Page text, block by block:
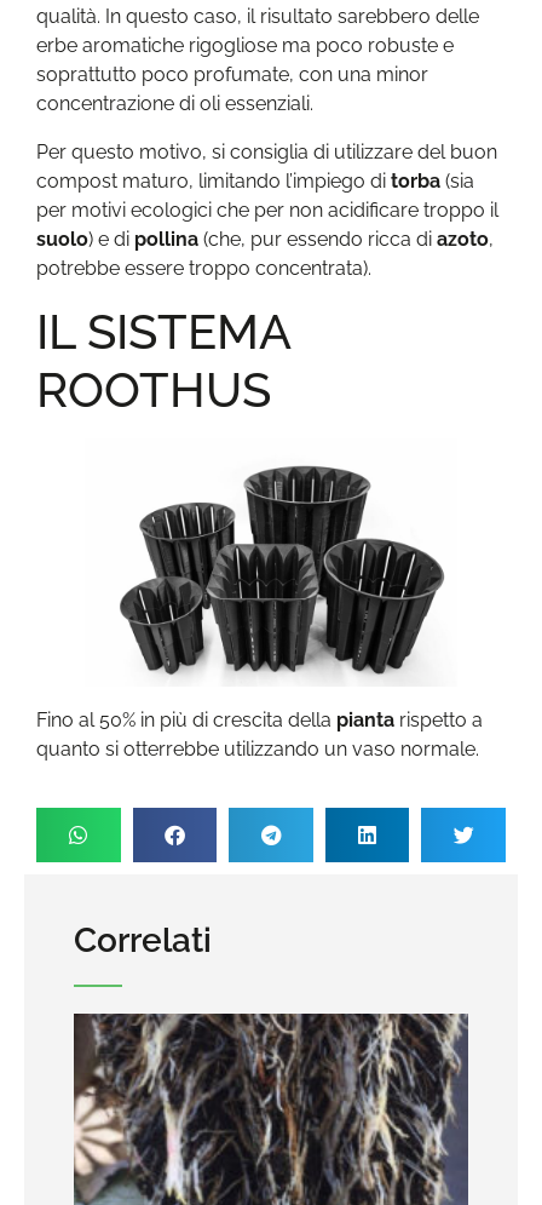
qualità. In questo caso, il risultato sarebbero delle
erbe aromatiche rigogliose ma poco robuste e
soprattutto poco profumate, con una minor
concentrazione di oli essenziali.
Per questo motivo, si consiglia di utilizzare del buon
compost maturo, limitando l’impiego di torba (sia
per motivi ecologici che per non acidificare troppo il
suolo) e di pollina (che, pur essendo ricca di azoto,
potrebbe essere troppo concentrata).
IL SISTEMA
ROOTHUS
Fino al 50% in più di crescita della pianta rispetto a
quanto si otterrebbe utilizzando un vaso normale.
Correlati